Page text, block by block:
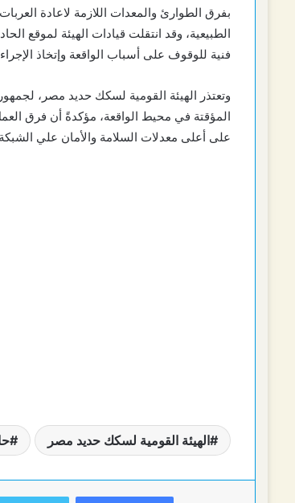
بفرق الطوارئ والمعدات اللازمة لاعادة
الطبيعية، وقد انتقلت قيادات الهيئة لموقع
فنية للوقوف على أسباب الواقعة وإتخاذ
وتعتذر الهيئة القومية لسكك حديد مصر،
المؤقتة في محيط الواقعة، مؤكدةً أن فرق
على أعلى معدلات السلامة والأمان علي
الهيئة القومية لسكك حديد مصر